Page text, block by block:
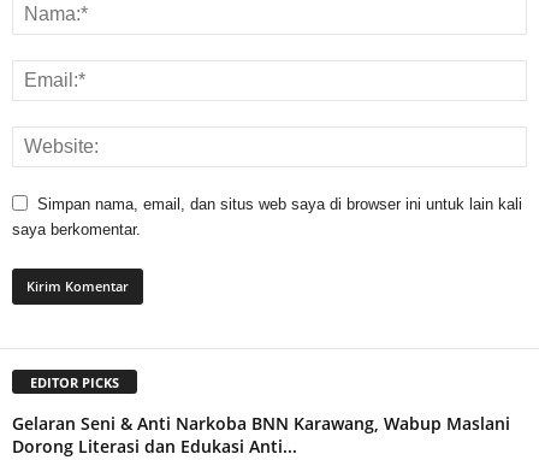
Simpan nama, email, dan situs web saya di browser ini untuk lain kali
saya berkomentar.
EDITOR PICKS
Gelaran Seni & Anti Narkoba BNN Karawang, Wabup Maslani
Dorong Literasi dan Edukasi Anti...